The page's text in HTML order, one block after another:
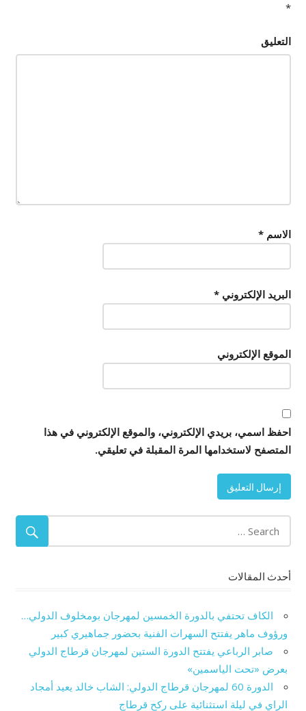
*
التعليق
الاسم*
البريد الإلكتروني*
الموقع الإلكتروني
احفظ اسمي، بريدي الإلكتروني، والموقع الإلكتروني في هذا
المتصفح لاستخدامها المرة المقبلة في تعليقي.
أحدث المقالات
الكاف تحتفي بالدورة الخمسين لمهرجان بومخلوف الدولي…
ورؤوف ماهر يفتتح السهرات الفنية بحضور جماهيري كبير
صابر الرباعي يفتتح الدورة الستين لمهرجان قرطاج الدولي
بعرض «تحت الياسمين»
الدورة 60 لمهرجان قرطاج الدولي: الشاب خالد يعيد أمجاد
الراي في ليلة استثنائية على ركح قرطاج